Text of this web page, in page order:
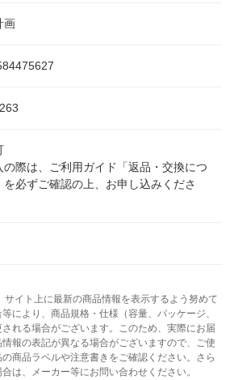
画
の際は、ご利用ガイド「返品・交換につ
を必ずご確認の上、お申し込みくださ
サイト上に最新の商品情報を表示するよう努めて
により、商品規格・仕様（容量、パッケージ、
れる場合がございます。このため、実際にお届
報の表記が異なる場合がございますので、ご使
商品ラベルや注意書きをご確認ください。さら
は、メーカー等にお問い合わせください。